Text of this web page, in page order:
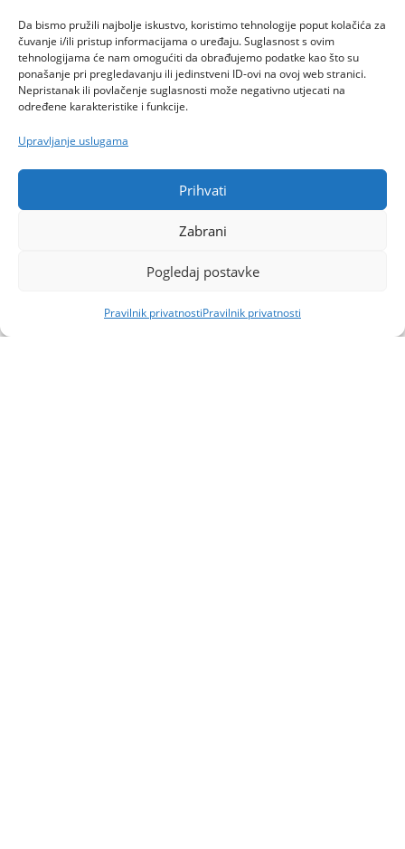
Da bismo pružili najbolje iskustvo, koristimo tehnologije poput kolačića za
čuvanje i/ili pristup informacijama o uređaju. Suglasnost s ovim
tehnologijama će nam omogućiti da obrađujemo podatke kao što su
ponašanje pri pregledavanju ili jedinstveni ID-ovi na ovoj web stranici.
Nepristanak ili povlačenje suglasnosti može negativno utjecati na
određene karakteristike i funkcije.
Upravljanje uslugama
Prihvati
Zabrani
Pogledaj postavke
Pravilnik privatnostiPravilnik privatnosti